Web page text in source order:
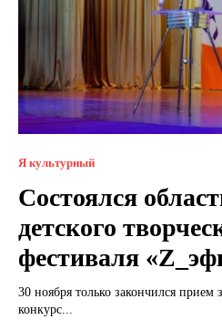
Я культурный
Состоялся
детского
фестиваля
30 ноября только закончился прием
конкурс...